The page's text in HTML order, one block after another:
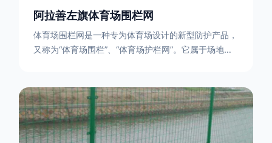
阿拉善左旗体育场围栏网
体育场围栏网是一种专为体育场设计的新型防护产品，
又称为“体育场围栏”、“体育场护栏网”。它属于场地围
整。体育场围栏网的材质有很多种，如钢丝绳网、聚酯
纤维网、玻璃纤维网等。不同材质的体育场围栏网具有
不同的特点和优缺点。例如，钢丝绳网具有强度高、耐
腐蚀、耐磨损等特点；聚酯纤维网则具有柔韧性好、透